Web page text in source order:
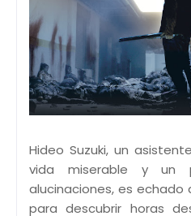
Hideo Suzuki, un
vida miserable y un
alucinaciones, es echado
para descubrir horas